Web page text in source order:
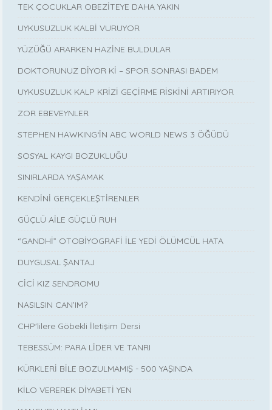
TEK ÇOCUKLAR OBEZİTEYE DAHA YAKIN
UYKUSUZLUK KALBİ VURUYOR
YÜZÜĞÜ ARARKEN HAZİNE BULDULAR
DOKTORUNUZ DİYOR Kİ – SPOR SONRASI BADEM
UYKUSUZLUK KALP KRİZİ GEÇİRME RİSKİNİ ARTIRIYOR
ZOR EBEVEYNLER
STEPHEN HAWKING‘İN ABC WORLD NEWS 3 ÖĞÜDÜ
SOSYAL KAYGI BOZUKLUĞU
SINIRLARDA YAŞAMAK
KENDİNİ GERÇEKLEŞTİRENLER
GÜÇLÜ AİLE GÜÇLÜ RUH
“GANDHİ” OTOBİYOGRAFİ İLE YEDİ ÖLÜMCÜL HATA
DUYGUSAL ŞANTAJ
CİCİ KIZ SENDROMU
NASILSIN CAN’IM?
CHP'lilere Göbekli İletişim Dersi
TEBESSÜM: PARA LİDER VE TANRI
KÜRKLERİ BİLE BOZULMAMIŞ - 500 YAŞINDA
KİLO VEREREK DİYABETİ YEN